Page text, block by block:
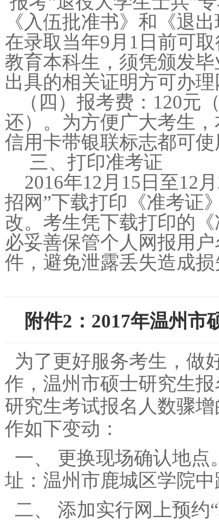
《入伍批准书》和《退
在录取当年9月1日前可
教育本科生，须凭颁发
出具的相关证明方可办
（四）报考费：120元
还）。为方便广大考生
信用卡带银联标志都可
三、打印准考证
2016年12月15日至12
招网”下载打印《准考证
改。考生凭下载打印的
必妥善保管个人网报用
件，避免泄露丢失造成
附件2： 2017年温州市
为了更好服务考生，做
作，温州市硕士研究生
研究生考试报名人数骤
作如下变动：
一、 更换现场确认地
址：温州市鹿城区学院
二、 添加实行网上预约